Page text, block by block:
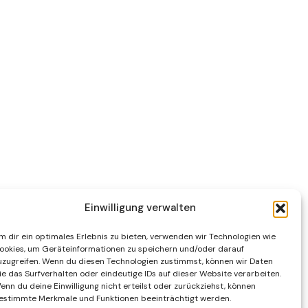
Einwilligung verwalten
dir ein optimales Erlebnis zu bieten, verwenden wir Technologien wie
um Geräteinformationen zu speichern und/oder darauf
Wenn du diesen Technologien zustimmst, können wir Daten
das Surfverhalten oder eindeutige IDs auf dieser Website verarbeiten.
du deine Einwilligung nicht erteilst oder zurückziehst, können
Merkmale und Funktionen beeinträchtigt werden.